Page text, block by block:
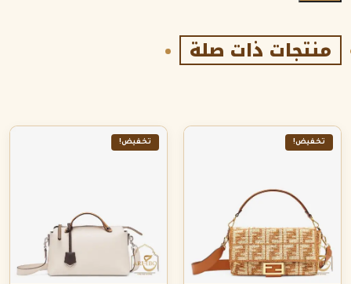
منتجات ذات صلة
تخفيض! تخفيض!